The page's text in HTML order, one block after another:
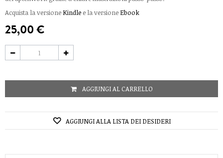
Acquista la versione Kindle e la versione Ebook
25,00 €
AGGIUNGI AL CARRELLO
AGGIUNGI ALLA LISTA DEI DESIDERI